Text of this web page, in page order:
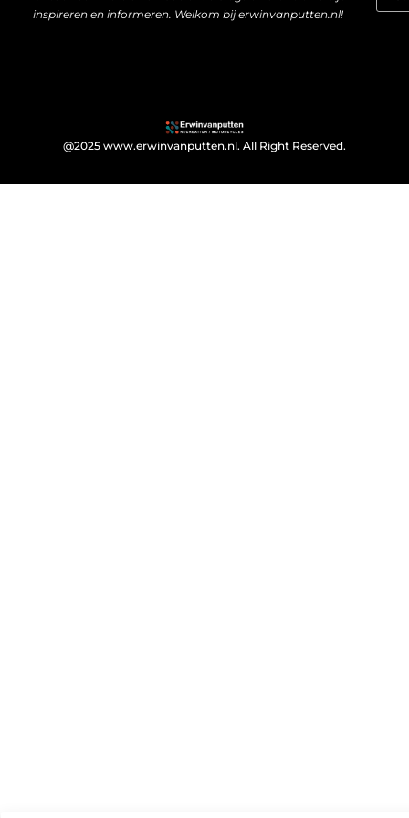
inspireren en informeren. Welkom bij erwinvanputten.nl!
@2025 www.erwinvanputten.nl. All Right Reserved.